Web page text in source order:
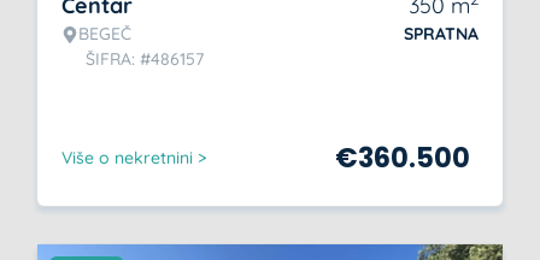
BEGEČ
ŠIFRA: #486157
SPRATNA
Više o nekretnini > €360.500